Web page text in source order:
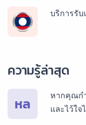
บริการรับ
บริการรั
ความรู้ล่าสุด
หล
หากคุณก
และไว้ใจ